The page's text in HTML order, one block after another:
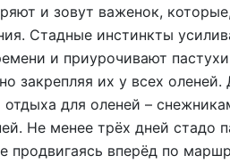
и зовут важенок,
Стадные инстинкты
и приурочивают
закрепляя их у всех оленей.
для оленей –
Не менее трёх дней стадо
продвигаясь вперёд по